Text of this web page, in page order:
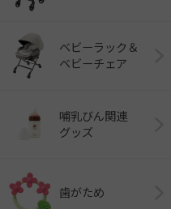
ベビーラック＆
ベビーチェア
哺乳びん関連
グッズ
歯がため